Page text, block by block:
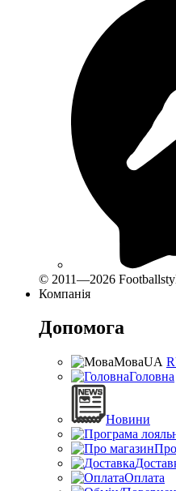
© 2011—2026
Компанія
Допомога
МоваUA
Головна
Новини
Оплата